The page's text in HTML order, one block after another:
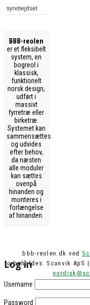
syrebejdset
BBB-reolen
er et fleksibelt
system, en
bogreol i
klassisk,
funktionelt
norsk design,
udført i
massivt
fyrretræ eller
birketræ.
Systemet kan
sammensættes
og udvides
efter behov,
da næsten
alle moduler
kan sættes
ovenpå
hinanden og
monteres i
forlængelse
af hinanden.
bbb-reolen.dk ved
forbeholdes. Scanvik ApS
Log in
Username
Password